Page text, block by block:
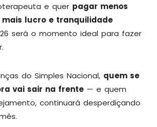
e quer pagar menos
mais lucro e tranquilidade
será o momento ideal para fazer
do Simples Nacional, quem se
vai sair na frente — e quem
continuará desperdiçando